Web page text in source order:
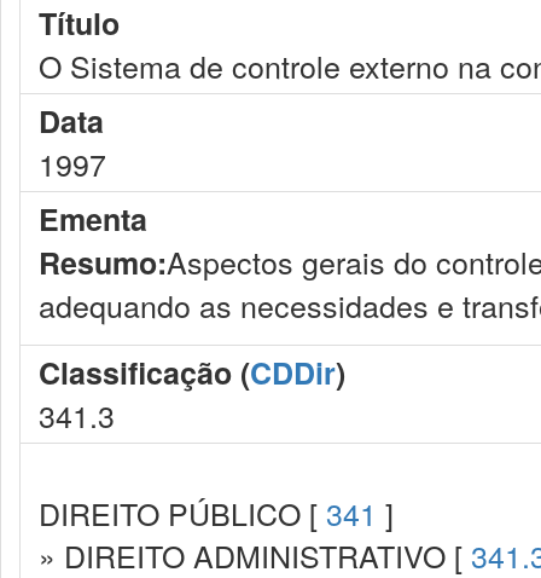
Título
O Sistema de controle externo na
Data
1997
Ementa
Resumo:Aspectos gerais do
adequando as necessidades e
Classificação (CDDir)
341.3
DIREITO PÚBLICO [ 341 ]
» DIREITO ADMINISTRATIVO [